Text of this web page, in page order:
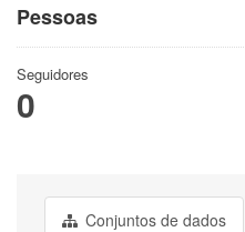
Pessoas
Seguidores
0
Conjuntos de dados